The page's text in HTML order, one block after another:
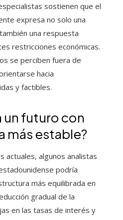
sostienen que el
expresa no solo una
una respuesta
restricciones económicas.
se perciben fuera de
hacia
y factibles.
un futuro con
más estable?
actuales, algunos analistas
podría
más equilibrada en
gradual de la
en las tasas de interés y